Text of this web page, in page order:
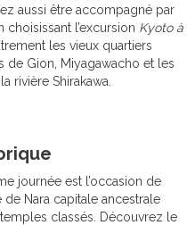
aussi être accompagné par
l’excursion Kyoto à
les vieux quartiers
de Gion, Miyagawacho et les
rivière Shirakawa.
journée est l’occasion de
Nara capitale ancestrale
classés. Découvrez le